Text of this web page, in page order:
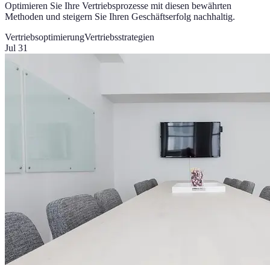
Optimieren Sie Ihre Vertriebsprozesse mit diesen bewährten
Methoden und steigern Sie Ihren Geschäftserfolg nachhaltig.
VertriebsoptimierungVertriebsstrategien
Jul 31